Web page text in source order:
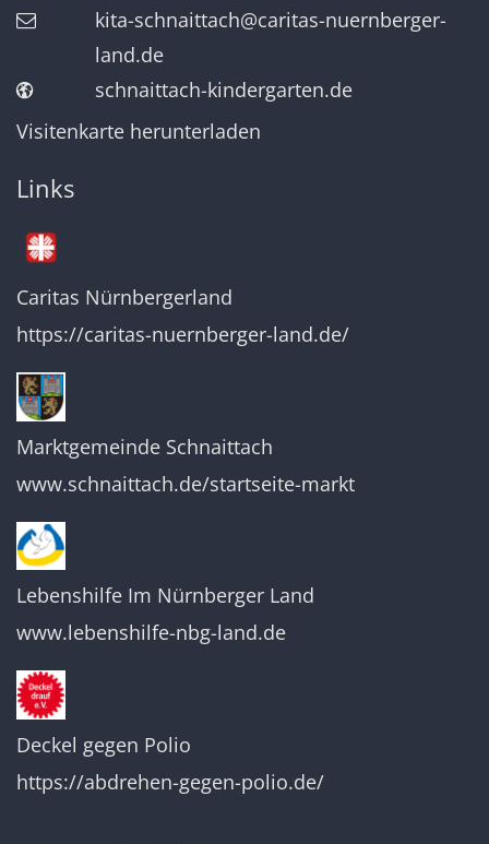
kita-schnaittach@caritas-nuernberger-
land.de
schnaittach-kindergarten.de
Visitenkarte herunterladen
Links
Caritas Nürnbergerland
https://caritas-nuernberger-land.de/
Marktgemeinde Schnaittach
www.schnaittach.de/startseite-markt
Lebenshilfe Im Nürnberger Land
www.lebenshilfe-nbg-land.de
Deckel gegen Polio
https://abdrehen-gegen-polio.de/